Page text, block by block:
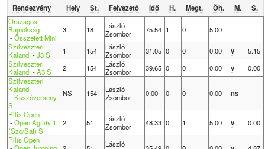
Rendezvény Hely St. Felvezető Idő H. Megt. Öh. M.
S.
Országos
Bajnokság
-Összetett Mini
3 18
László
Zsombor
75.54 1 0
5.00
Szilveszteri
Kaland-J3 S 1 154
László
Zsombor
31.05 0 0 0.00 v
5.15
Szilveszteri
Kaland-A3 S 2 154
László
Zsombor
39.65 0 0 0.00 v
0.00
Szilveszteri
Kaland
-Kúszóverseny
S
NS 154
László
Zsombor
0.00 0 0 0.00 ns
Pilis Open
-Open Agility 1
(Szo/Sat) S
2 51
László
Zsombor
48.33 0 1 5.00 v
0.00
Pilis Open
László